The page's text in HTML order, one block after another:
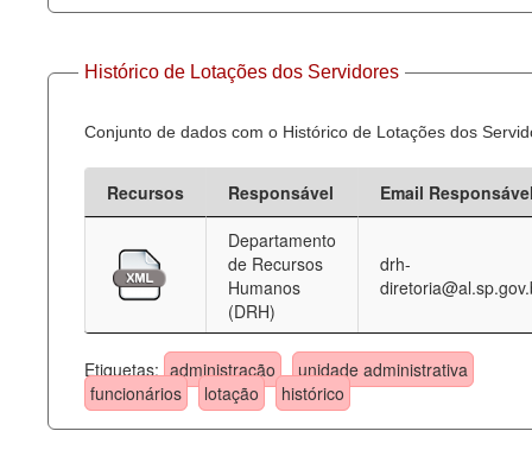
Perguntas frequentes
ContatoHistórico de Lotações dos Servidores
Conjunto de dados com o Histórico de Lotações dos
Recursos Responsável
Email
Departamento
de Recursos
Humanos
(DRH)
drh-
Etiquetas: administração
unidade administrativa
funcionários
lotação histórico